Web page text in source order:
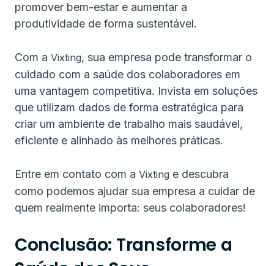
promover bem-estar e aumentar a
produtividade de forma sustentável.
Com a Vixting, sua empresa pode transformar o
cuidado com a saúde dos colaboradores em
uma vantagem competitiva. Invista em soluções
que utilizam dados de forma estratégica para
criar um ambiente de trabalho mais saudável,
eficiente e alinhado às melhores práticas.
Entre em contato com a Vixting e descubra
como podemos ajudar sua empresa a cuidar de
quem realmente importa: seus colaboradores!
Conclusão: Transforme a